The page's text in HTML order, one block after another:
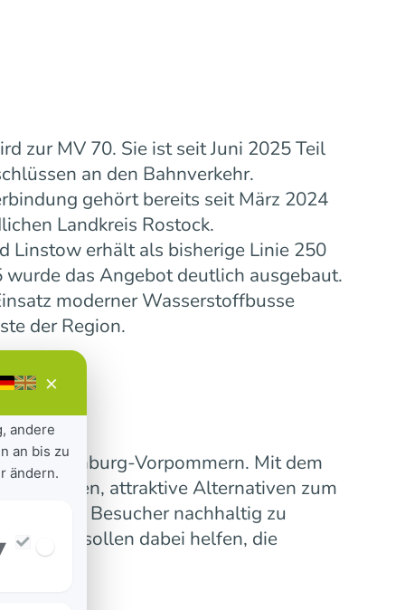
zur MV 70. Sie ist seit Juni 2025 Teil
an den Bahnverkehr.
gehört bereits seit März 2024
Landkreis Rostock.
Linstow erhält als bisherige Linie 250
das Angebot deutlich ausgebaut.
moderner Wasserstoffbusse
der Region.
Mecklenburg-Vorpommern. Mit dem
verbinden, attraktive Alternativen zum
und Besucher nachhaltig zu
sollen dabei helfen, die
×
andere
an bis zu
ändern.